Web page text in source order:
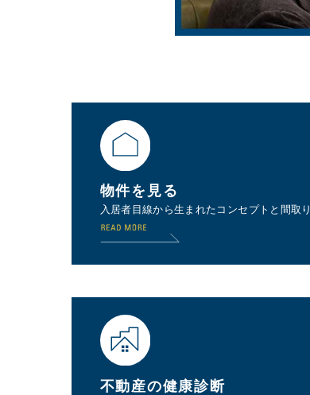
物件を見る
入居者目線から生まれたコンセプトと間取り
不動産の健康診断